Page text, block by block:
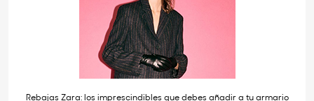
Rebajas Zara: los imprescindibles que debes añadir a tu armario